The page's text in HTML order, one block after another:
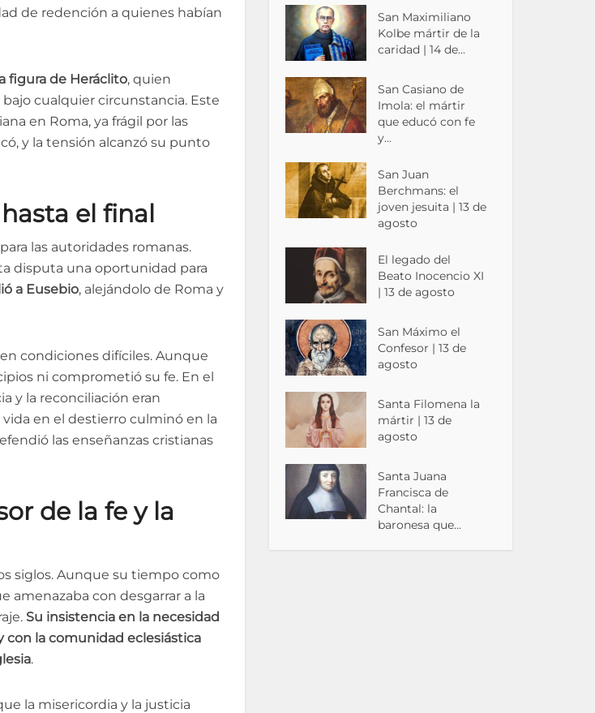
de redención a quienes habían
figura de Heráclito, quien
cualquier circunstancia. Este
en Roma, ya frágil por las
y la tensión alcanzó su punto
el final
las autoridades romanas.
disputa una oportunidad para
a Eusebio, alejándolo de Roma y
condiciones difíciles. Aunque
ni comprometió su fe. En el
y la reconciliación eran
en el destierro culminó en la
las enseñanzas cristianas
de la fe y la
siglos. Aunque su tiempo como
amenazaba con desgarrar a la
Su insistencia en la necesidad
con la comunidad eclesiástica
.
la misericordia y la justicia
San Maximiliano
Kolbe mártir de la
caridad | 14 de...
San Casiano de
Imola: el mártir
que educó con fe
y...
San Juan
Berchmans: el
joven jesuita | 13 de
agosto
El legado del
Beato Inocencio XI
| 13 de agosto
San Máximo el
Confesor | 13 de
agosto
Santa Filomena la
mártir | 13 de
agosto
Santa Juana
Francisca de
Chantal: la
baronesa que...